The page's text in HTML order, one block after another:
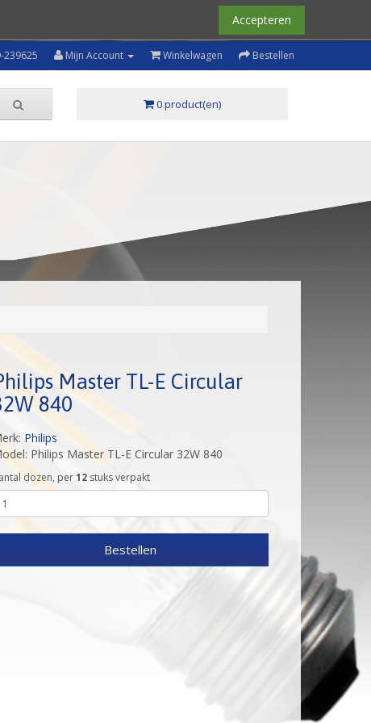
Accepteren
239625 Mijn Account Winkelwagen Bestellen
0 product(en)
Master TL-E Circular
840
Philips
Philips Master TL-E Circular 32W 840
dozen, per12stuks verpakt
Bestellen